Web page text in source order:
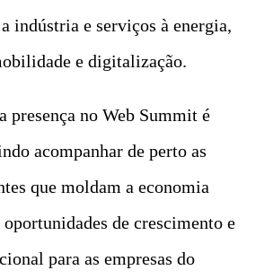
indústria e serviços à energia,
e digitalização.
presença no Web Summit é
acompanhar de perto as
que moldam a economia
de crescimento e
para as empresas do